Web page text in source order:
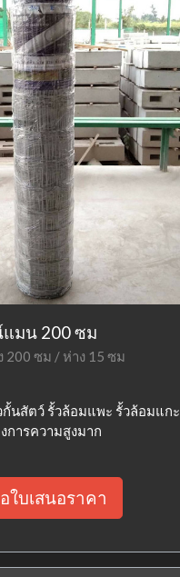
มน 200 ซม
200 ซม / ห่าง 15 ซม
กั้นสัตว์ รั้วล้อมแพะ รั้วล้อมแกะ
การความสูงมาก
ใบเสนอราคา